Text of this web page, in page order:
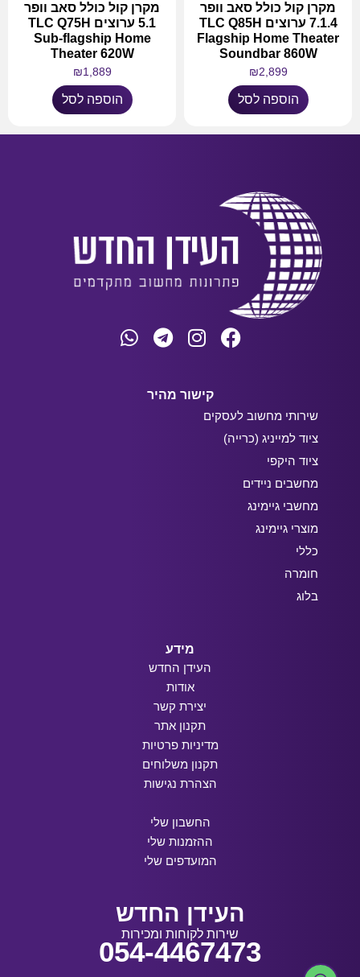
מקרן קול כולל סאב וופר
7.1.4 ערוצים TLC Q85H
Flagship Home Theater
Soundbar 860W
₪2,899
הוספה לסל
מקרן קול כולל סאב וופר
5.1 ערוצים TLC Q75H
Sub-flagship Home
Theater 620W
₪1,889
הוספה לסל
קישור מהיר
שירותי מחשוב לעסקים
ציוד למייניג (כרייה)
ציוד היקפי
מחשבים ניידים
מחשבי גיימינג
מוצרי גיימינג
כללי
חומרה
בלוג
מידע
העידן החדש
אודות
יצירת קשר
תקנון אתר
מדיניות פרטיות
תקנון משלוחים
הצהרת נגישות
החשבון שלי
ההזמנות שלי
המועדפים שלי
העידן החדש
שירות לקוחות ומכירות
054-4467473